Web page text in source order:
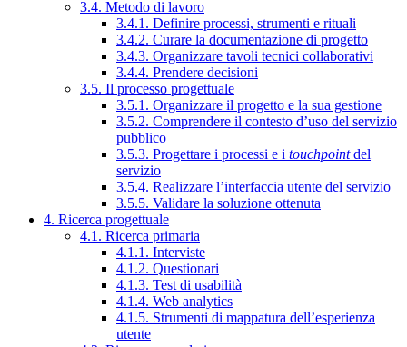
3.4. Metodo di lavoro
3.4.1. Definire processi, strumenti e rituali
3.4.2. Curare la documentazione di progetto
3.4.3. Organizzare tavoli tecnici collaborativi
3.4.4. Prendere decisioni
3.5. Il processo progettuale
3.5.1. Organizzare il progetto e la sua gestione
3.5.2. Comprendere il contesto d’uso del servizio
pubblico
3.5.3. Progettare i processi e i touchpointdel
servizio
3.5.4. Realizzare l’interfaccia utente del servizio
3.5.5. Validare la soluzione ottenuta
4. Ricerca progettuale
4.1. Ricerca primaria
4.1.1. Interviste
4.1.2. Questionari
4.1.3. Test di usabilità
4.1.4. Web analytics
4.1.5. Strumenti di mappatura dell’esperienza
utente